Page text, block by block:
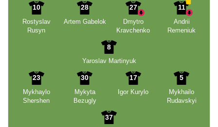
10
Rostyslav
Rusyn
28
Artem Gabelok
27
Dmytro
Kravchenko
11
Andrii
Remeniuk
8
Yaroslav Martinyuk
23
Mykhaylo
Shershen
30
Mykyta
Bezugly
17
Igor Kurylo
5
Mykhailo
Rudavskyi
37